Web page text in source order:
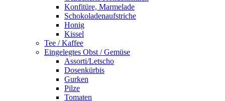
Konfitüre, Marmelade
Schokoladenaufstriche
Honig
Kissel
Tee / Kaffee
Eingelegtes Obst / Gemüse
Assorti/Letscho
Dosenkürbis
Gurken
Pilze
Tomaten